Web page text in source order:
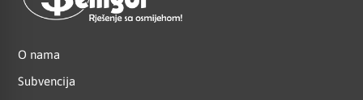
O nama
Subvencija